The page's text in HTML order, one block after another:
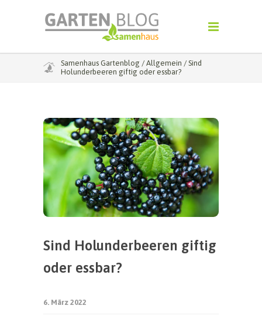
Samenhaus Gartenblog / Allgemein / Sind
Holunderbeeren giftig oder essbar?
Sind Holunderbeeren giftig
oder essbar?
6. März 2022